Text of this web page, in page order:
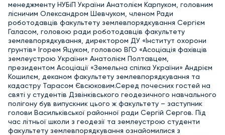
менеджменту НУБіП України Анатолієм Карпуком, головним
лісничим Олександром Шевчуком, членом Ради
роботодавців факультету землевпорядкування Сергієм
Галасом, головою ради роботодавців факультету
землевпорядкування, директором ДУ «Інститут охорони
ґрунтів» Ігорем Яцуком, головою ВГО «Асоціація фахівців
землеустрою України» Анатолієм Полтавцем,
президентом Асоціації «Земельна спілка України» Андрієм
Кошилєм, деканом факультету землевпорядкування та
кадастру Тарасом Євсюковим.Серед почесних гостей на
святі у студентів Дзвінківського геодезичного навчального
полігону був випускник цього ж факультету – заступник
голови Васильківської районної ради Сергій Сергов. Під
час літньої школи з геодезії та землеустрою студенти
факультету землевпорядкування ознайомилися з